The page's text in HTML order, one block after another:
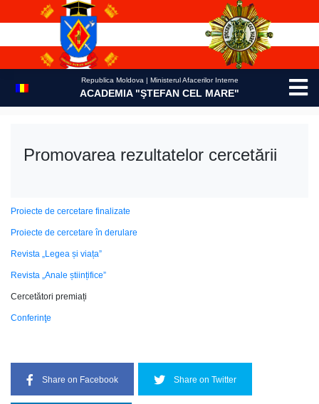
Republica Moldova | Ministerul Afacerilor Interne
ACADEMIA "ŞTEFAN CEL MARE"
Promovarea rezultatelor cercetării
Proiecte de cercetare finalizate
Proiecte de cercetare în derulare
Revista „Legea și viața”
Revista „Anale științifice”
Cercetători premiați
Conferinţe
Share on Facebook Share on Twitter